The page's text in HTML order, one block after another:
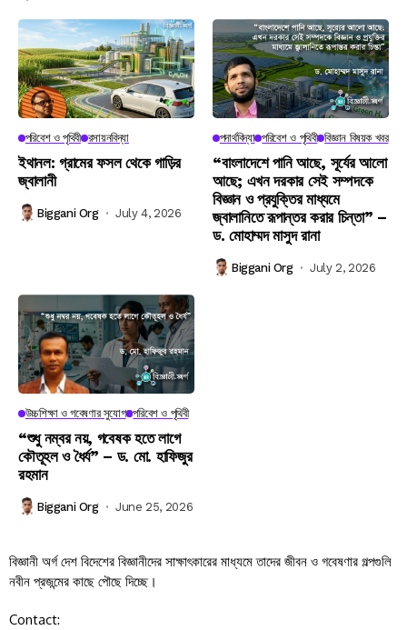
পরিবেশ ও পৃথিবী রসায়নবিদ্যা
ইথানল: গ্রামের ফসল থেকে গাড়ির
জ্বালানী
Biggani Org July 4, 2026
পদার্থবিদ্যা পরিবেশ ও পৃথিবী বিজ্ঞান বিষয়ক খবর
“বাংলাদেশে পানি আছে, সূর্যের আলো
আছে; এখন দরকার সেই সম্পদকে
বিজ্ঞান ও প্রযুক্তির মাধ্যমে
জ্বালানিতে রূপান্তর করার চিন্তা” –
ড. মোহাম্মদ মাসুদ রানা
Biggani Org July 2, 2026
উচ্চশিক্ষা ও গবেষণার সুযোগ পরিবেশ ও পৃথিবী
“শুধু নম্বর নয়, গবেষক হতে লাগে
কৌতূহল ও ধৈর্য” – ড. মো. হাফিজুর
রহমান
Biggani Org June 25, 2026
বিজ্ঞানী অর্গ দেশ বিদেশের বিজ্ঞানীদের সাক্ষাৎকারের মাধ্যমে তাদের জীবন ও গবেষণার গল্পগুলি
নবীন প্রজন্মের কাছে পৌছে দিচ্ছে।
Contact: